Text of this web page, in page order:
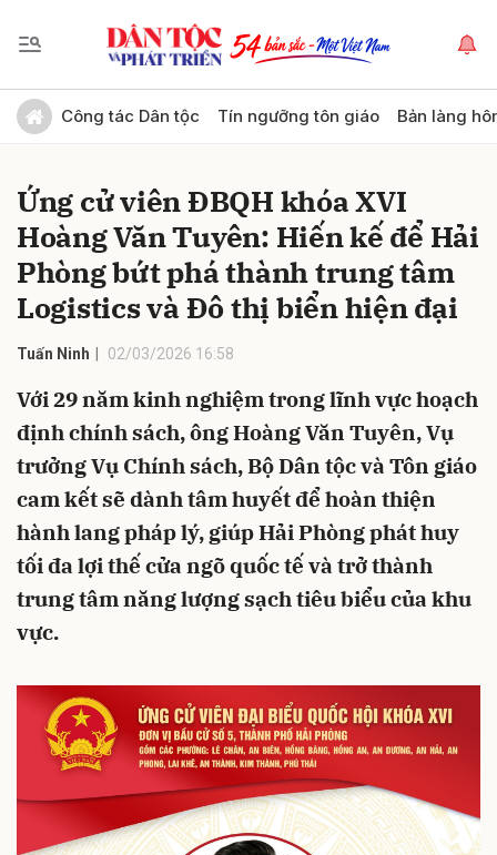
Công tác Dân tộc Tín ngưỡng tôn giáo Bản làng
Ứng cử viên ĐBQH khóa XVI
Hoàng Văn Tuyên: Hiến kế để Hải
Phòng bứt phá thành trung tâm
Logistics và Đô thị biển hiện đại
Tuấn Ninh 02/03/2026 16:58
Với 29 năm kinh nghiệm trong lĩnh vực hoạch
định chính sách, ông Hoàng Văn Tuyên, Vụ
trưởng Vụ Chính sách, Bộ Dân tộc và Tôn giáo
cam kết sẽ dành tâm huyết để hoàn thiện
hành lang pháp lý, giúp Hải Phòng phát huy
tối đa lợi thế cửa ngõ quốc tế và trở thành
trung tâm năng lượng sạch tiêu biểu của khu
vực.
Gửi bình luận